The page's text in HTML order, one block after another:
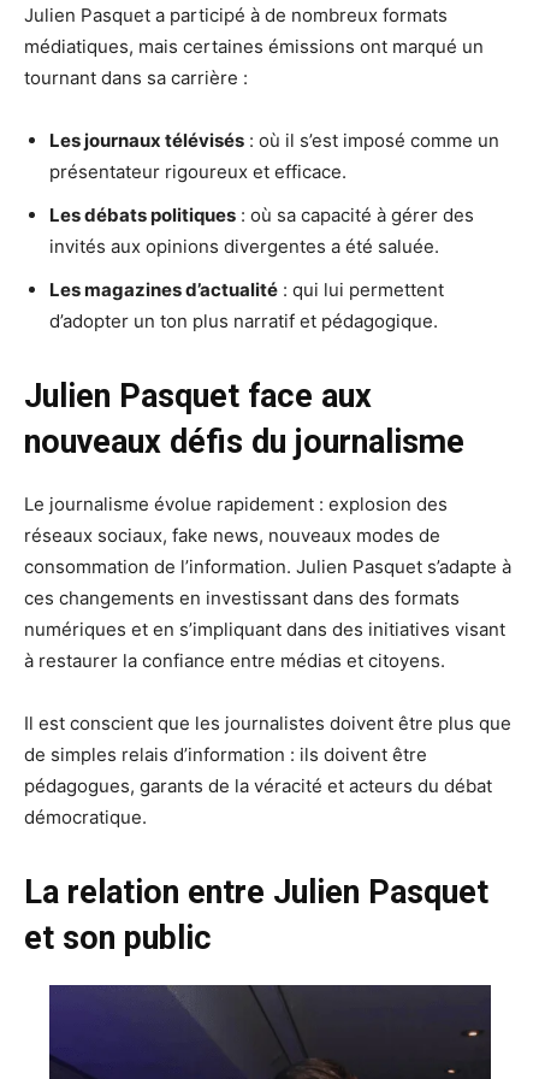
Julien Pasquet a participé à de nombreux formats
médiatiques, mais certaines émissions ont marqué un
tournant dans sa carrière :
Les journaux télévisés : où il s’est imposé comme un
présentateur rigoureux et efficace.
Les débats politiques : où sa capacité à gérer des
invités aux opinions divergentes a été saluée.
Les magazines d’actualité : qui lui permettent
d’adopter un ton plus narratif et pédagogique.
Julien Pasquet face aux
nouveaux défis du journalisme
Le journalisme évolue rapidement : explosion des
réseaux sociaux, fake news, nouveaux modes de
consommation de l’information. Julien Pasquet s’adapte à
ces changements en investissant dans des formats
numériques et en s’impliquant dans des initiatives visant
à restaurer la confiance entre médias et citoyens.
Il est conscient que les journalistes doivent être plus que
de simples relais d’information : ils doivent être
pédagogues, garants de la véracité et acteurs du débat
démocratique.
La relation entre Julien Pasquet
et son public